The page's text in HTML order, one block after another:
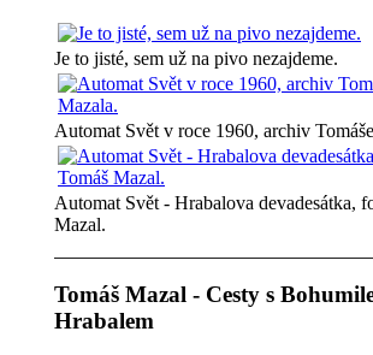
Je to jisté, sem už na pivo nezajdeme.
Automat Svět v roce 1960, archiv
Automat Svět - Hrabalova devadesátka,
Mazal.
Tomáš Mazal - Cesty s
Hrabalem